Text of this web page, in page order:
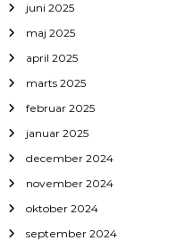
juni 2025
maj 2025
april 2025
marts 2025
februar 2025
januar 2025
december 2024
november 2024
oktober 2024
september 2024